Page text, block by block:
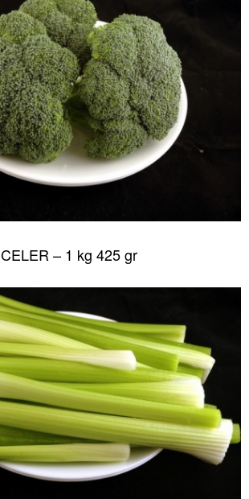
CELER – 1 kg 425 gr